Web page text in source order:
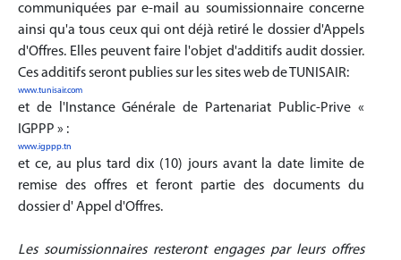
communiquées par e-mail au soumissionnaire concerne
ainsi qu'a tous ceux qui ont déjà retiré le dossier d'Appels
d'Offres. Elles peuvent faire l'objet d'additifs audit dossier.
Ces additifs seront publies sur les sites web de TUNISAIR:
www.tunisair.com
et de l'Instance Générale de Partenariat Public-Prive «
IGPPP » :
www.igppp.tn
et ce, au plus tard dix (10) jours avant la date limite de
remise des offres et feront partie des documents du
dossier d' Appel d'Offres.
Les soumissionnaires resteront engages par leurs offres